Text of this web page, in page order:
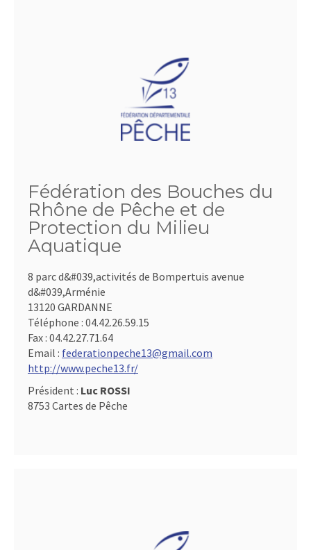
Fédération des Bouches du
Rhône de Pêche et de
Protection du Milieu
Aquatique
8 parc d&#039,activités de Bompertuis avenue
d&#039,Arménie
13120 GARDANNE
Téléphone : 04.42.26.59.15
Fax : 04.42.27.71.64
Email : federationpeche13@gmail.com
http://www.peche13.fr/
Président : Luc ROSSI
8753 Cartes de Pêche